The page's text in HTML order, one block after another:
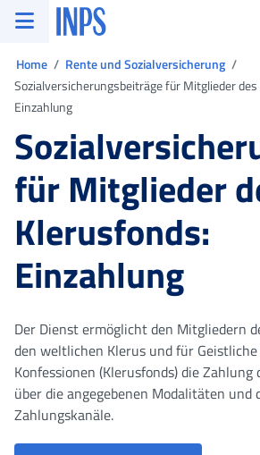
Zum Hauptmenü
Zum Hauptinhalt springen
Zu der Fußzeile
INPS ()
Home
Rente und Sozialversicherung
Sozialversicherungsbeiträge für Mitglieder
Einzahlung
für Mitglieder
Klerusfonds:
Einzahlung
Der Dienst ermöglicht den Mitgliedern
den weltlichen Klerus und für
Konfessionen (Klerusfonds) die
über die angegebenen Modalitäten und
Zahlungskanäle.